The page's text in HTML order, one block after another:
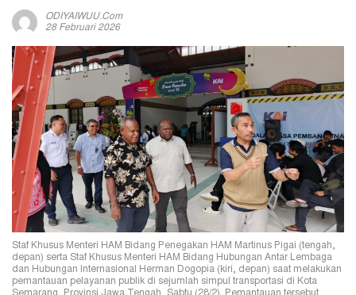
ODIYAIWUU.com
28 Februari 2026
Staf Khusus Menteri HAM Bidang Penegakan HAM Martinus Pigai (tengah,
depan) serta Staf Khusus Menteri HAM Bidang Hubungan Antar Lembaga
dan Hubungan Internasional Herman Dogopia (kiri, depan) saat melakukan
pemantauan pelayanan publik di sejumlah simpul transportasi di Kota